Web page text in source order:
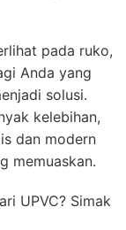
pada ruko,
Anda yang
solusi.
kelebihan,
dan modern
memuaskan.
UPVC? Simak